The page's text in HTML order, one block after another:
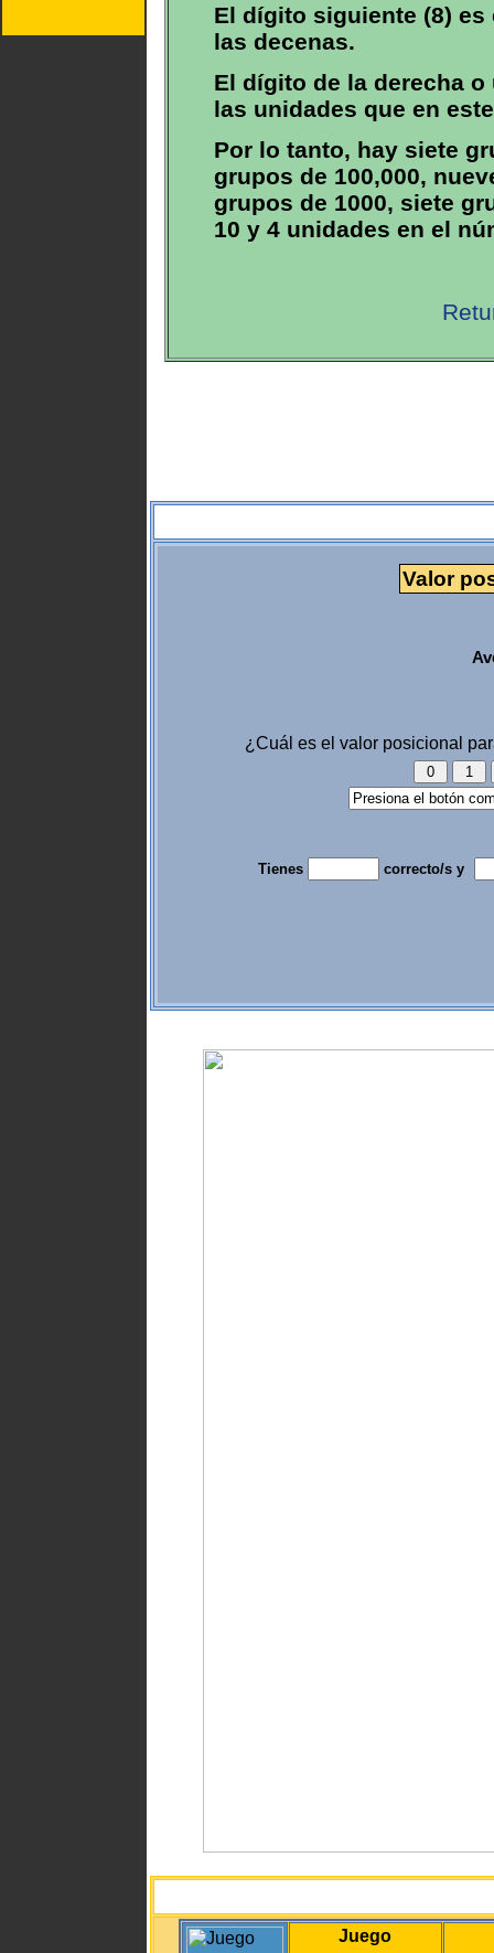
El dígito siguiente (8)
las decenas.
El dígito de la derecha
las unidades que en
Por lo tanto, hay siete
grupos de 100,000,
grupos de 1000, siete
10 y 4 unidades en el
Valor
¿Cuál es el valor posicional
Tienes correcto/s y
Juego